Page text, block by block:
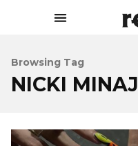
Browsing Tag
NICKI MINAJ